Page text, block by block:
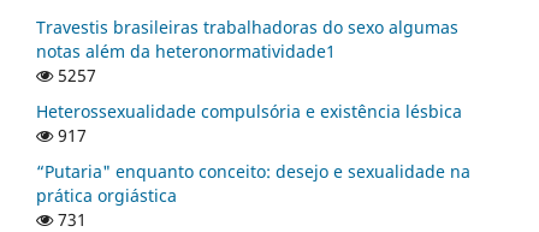
Travestis brasileiras trabalhadoras do sexo algumas
notas além da heteronormatividade1
5257
Heterossexualidade compulsória e existência lésbica
917
“Putaria" enquanto conceito: desejo e sexualidade na
prática orgiástica
731